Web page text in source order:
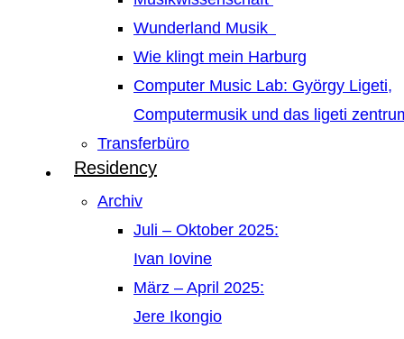
Wunderland Musik
Wie klingt mein Harburg
Computer Music Lab: György Ligeti,
Computermusik und das ligeti
Transferbüro
Residency
Archiv
Juli – Oktober 2025:
Ivan Iovine
März – April 2025:
Jere Ikongio